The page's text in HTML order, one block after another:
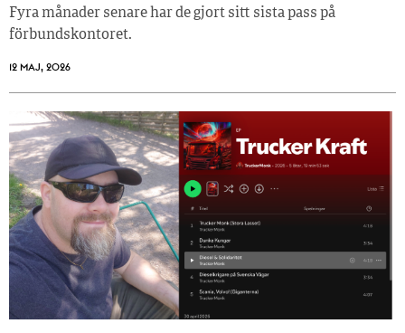
Fyra månader senare har de gjort sitt sista pass på
förbundskontoret.
12 MAJ, 2026